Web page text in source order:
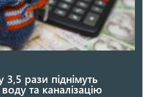
3,5 рази піднімуть
та каналізацію